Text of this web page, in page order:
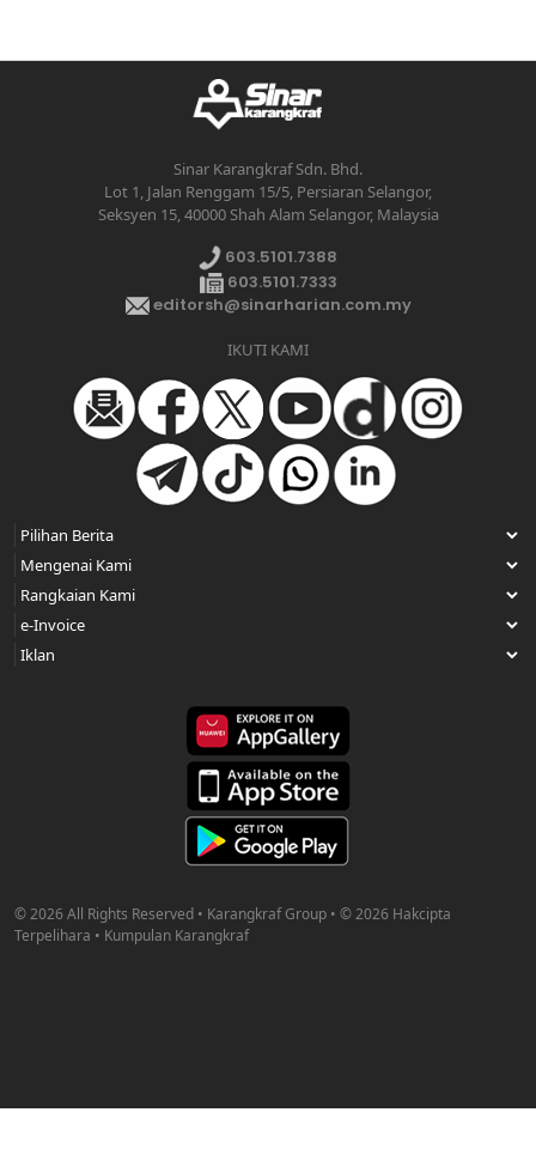
Sinar Karangkraf Sdn. Bhd.
Lot 1, Jalan Renggam 15/5, Persiaran Selangor,
Seksyen 15, 40000 Shah Alam Selangor, Malaysia
603.5101.7388
603.5101.7333
editorsh@sinarharian.com.my
IKUTI KAMI
© 2026 All Rights Reserved • Karangkraf Group • © 2026 Hakcipta
Terpelihara • Kumpulan Karangkraf